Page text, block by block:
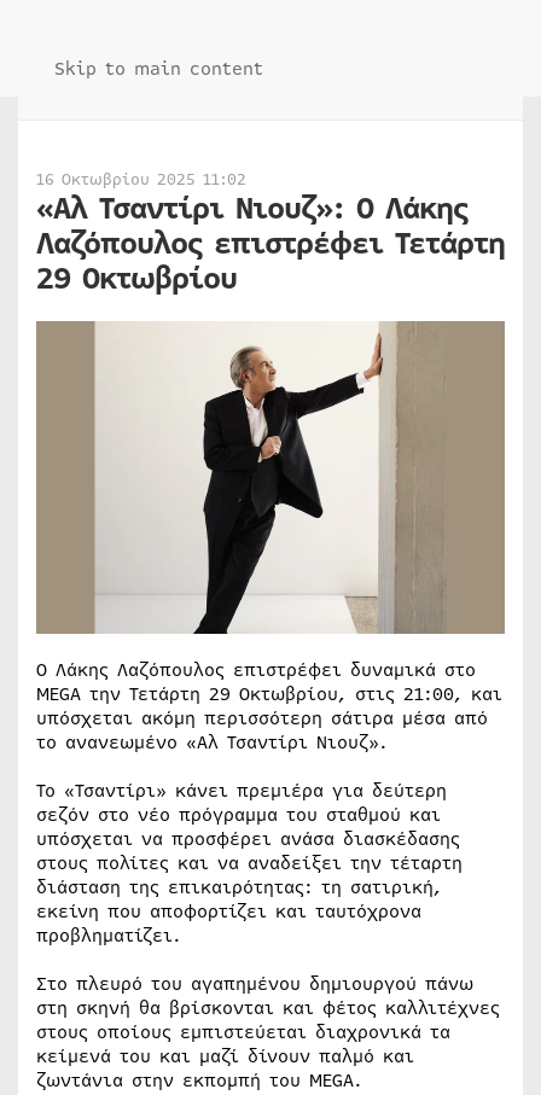
Skip to main content
16 Οκτωβρίου 2025 11:02
«Αλ Τσαντίρι Νιουζ»: Ο Λάκης
Λαζόπουλος επιστρέφει Τετάρτη
29 Οκτωβρίου
Ο Λάκης Λαζόπουλος επιστρέφει δυναμικά στο
MEGA την Τετάρτη 29 Οκτωβρίου, στις 21:00, και
υπόσχεται ακόμη περισσότερη σάτιρα μέσα από
το ανανεωμένο «Αλ Τσαντίρι Νιουζ».
Το «Τσαντίρι» κάνει πρεμιέρα για δεύτερη
σεζόν στο νέο πρόγραμμα του σταθμού και
υπόσχεται να προσφέρει ανάσα διασκέδασης
στους πολίτες και να αναδείξει την τέταρτη
διάσταση της επικαιρότητας: τη σατιρική,
εκείνη που αποφορτίζει και ταυτόχρονα
προβληματίζει.
Στο πλευρό του αγαπημένου δημιουργού πάνω
στη σκηνή θα βρίσκονται και φέτος καλλιτέχνες
στους οποίους εμπιστεύεται διαχρονικά τα
κείμενά του και μαζί δίνουν παλμό και
ζωντάνια στην εκπομπή του MEGA.